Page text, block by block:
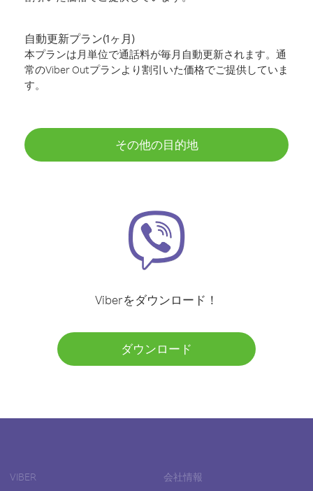
自動更新プラン(1ヶ月)
本プランは月単位で通話料が毎月自動更新されます。通
常のViber Outプランより割引いた価格でご提供していま
す。
その他の目的地
Viberをダウンロード！
ダウンロード
VIBER 会社情報